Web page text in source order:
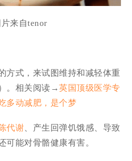
片来自tenor
方式，来试图维持和减轻体重
。相关阅读→英国顶级医学专
多动减肥，是个梦
代谢、产生回弹饥饿感、导致
可能对骨骼健康有害。